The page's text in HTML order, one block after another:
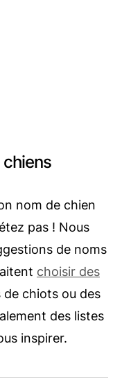
chiens
nom de chien
pas ! Nous
de noms
choisir des
de chiots ou des
des listes
inspirer.